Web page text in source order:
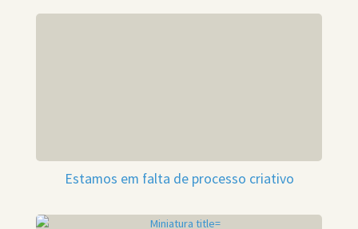
Estamos em falta de processo criativo